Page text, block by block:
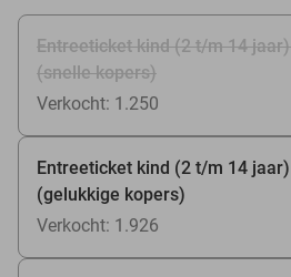
Entreeticket kind (2 t/m 14
(snelle kopers)
Verkocht: 1.250
Entreeticket kind (2 t/m 14
(gelukkige kopers)
Verkocht: 1.926